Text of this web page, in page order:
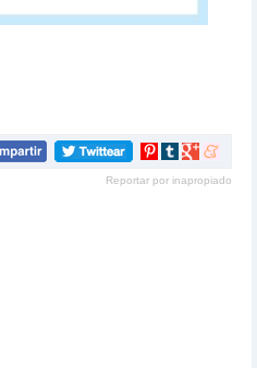
Compartir
Pinterest
Compartir
tumblr
Compartir
Google+
Compartir
meneame
Reportar por inapropiado